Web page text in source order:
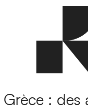
Grèce : des